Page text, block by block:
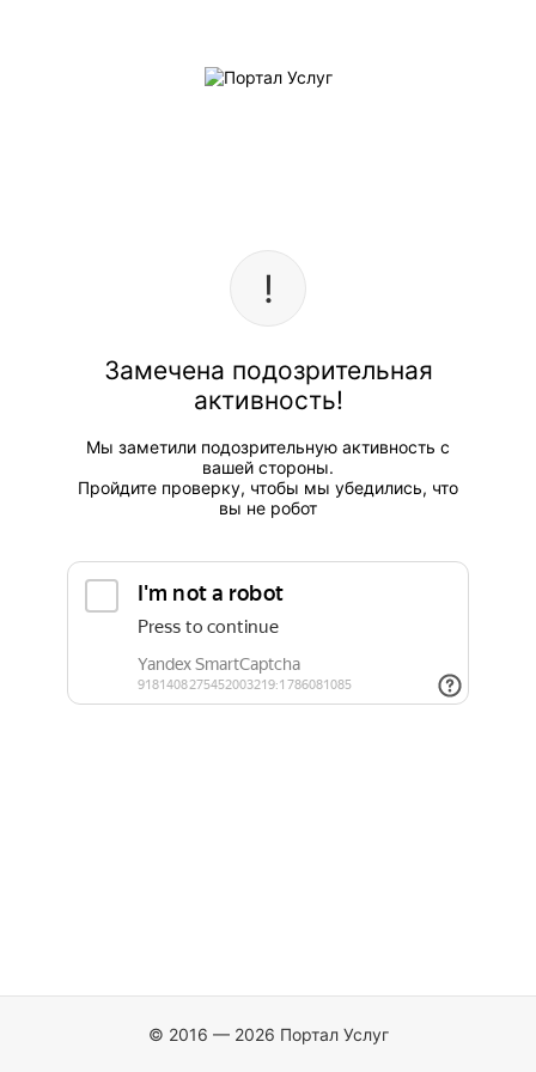
Замечена подозрительная
активность!
Мы заметили подозрительную активность с
вашей стороны.
Пройдите проверку, чтобы мы убедились, что
вы не робот
© 2016 — 2026 Портал Услуг